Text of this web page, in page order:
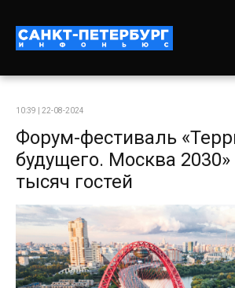
10:39 | 22-08-2024
Форум-фестиваль
будущего. Москва
тысяч гостей